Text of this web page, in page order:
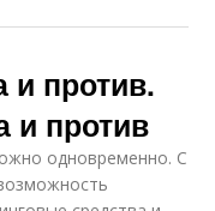
и против.
и против
одновременно. С